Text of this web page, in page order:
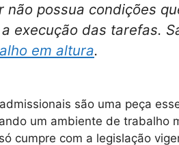
não possua condições
execução das tarefas.
em altura.
são uma peça
um ambiente de trabalho
cumpre com a legislação